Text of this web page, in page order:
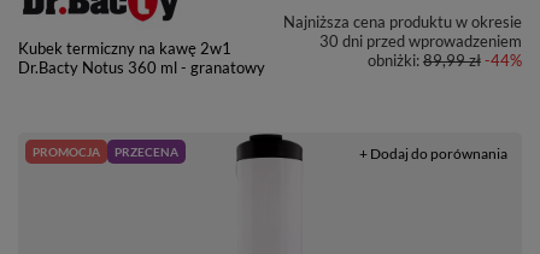
Kubek termiczny na kawę 2w1
Dr.Bacty Notus 360 ml - granatowy
Najniższa cena produktu w okresie
30 dni przed wprowadzeniem
obniżki:89,99 zł-44%
PROMOCJA PRZECENA + Dodaj do porównania